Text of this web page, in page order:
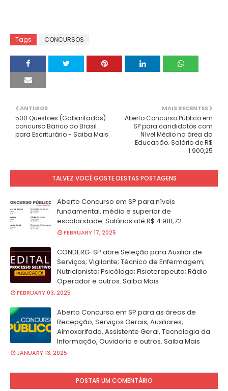
Tags CONCURSOS
MAIS RECENTES
Aberto Concurso Público em
SP para candidatos com
Nível Médio na área da
Educação. Salário de R$
1.900,25
ANTIGOS
500 Questões (Gabaritadas)
concurso Banco do Brasil
para Escriturário - Saiba Mais
TALVEZ VOCÊ GOSTE DESTAS POSTAGENS
Aberto Concurso em SP para níveis
fundamental, médio e superior de
escolaridade. Salários até R$ 4.981,72
FEBRUARY 17, 2025
CONDERG-SP abre Seleção para Auxiliar de
Serviços; Vigilante; Técnico de Enfermagem;
Nutricionista; Psicólogo; Fisioterapeuta; Rádio
Operador e outros. Saiba Mais
FEBRUARY 03, 2025
Aberto Concurso em SP para as áreas de
Recepção, Serviços Gerais, Auxiliares,
Almoxarifado, Assistente Geral, Tecnologia da
Informação, Ouvidoria e outros. Saiba Mais
JANUARY 13, 2025
POSTAR UM COMENTÁRIO